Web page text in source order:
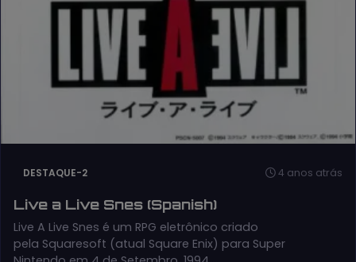
DESTAQUE-2 4 anos atrás
Live a Live Snes (Spanish)
Live A Live Snes é um RPG eletrônico criado
pela Squaresoft (atual Square Enix) para Super